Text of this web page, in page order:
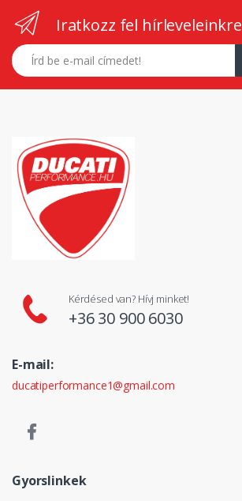
Iratkozz fel hírleveleinkre
E-mail címed
Kérdésed van? Hívj minket!
+36 30 900 6030
E-mail:
ducatiperformance1@gmail.com
Gyorslinkek